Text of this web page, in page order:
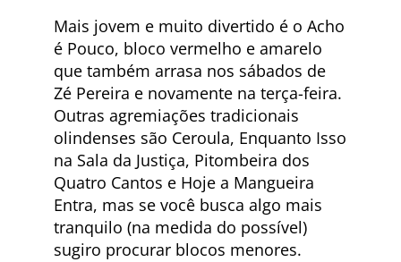
Mais jovem e muito divertido é o Acho
é Pouco, bloco vermelho e amarelo
que também arrasa nos sábados de
Zé Pereira e novamente na terça-feira.
Outras agremiações tradicionais
olindenses são Ceroula, Enquanto Isso
na Sala da Justiça, Pitombeira dos
Quatro Cantos e Hoje a Mangueira
Entra, mas se você busca algo mais
tranquilo (na medida do possível)
sugiro procurar blocos menores.